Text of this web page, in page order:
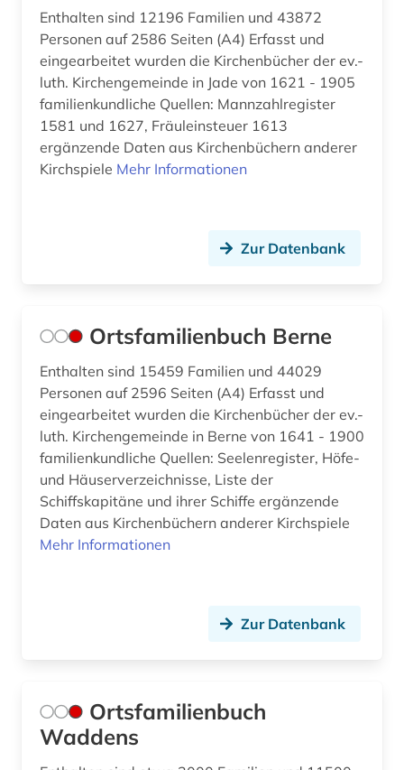
Enthalten sind 12196 Familien und 43872
Personen auf 2586 Seiten (A4) Erfasst und
eingearbeitet wurden die Kirchenbücher der ev.-
luth. Kirchengemeinde in Jade von 1621 - 1905
familienkundliche Quellen: Mannzahlregister
1581 und 1627, Fräuleinsteuer 1613
ergänzende Daten aus Kirchenbüchern anderer
Kirchspiele Mehr Informationen
Zur Datenbank
Ortsfamilienbuch Berne
Enthalten sind 15459 Familien und 44029
Personen auf 2596 Seiten (A4) Erfasst und
eingearbeitet wurden die Kirchenbücher der ev.-
luth. Kirchengemeinde in Berne von 1641 - 1900
familienkundliche Quellen: Seelenregister, Höfe-
und Häuserverzeichnisse, Liste der
Schiffskapitäne und ihrer Schiffe ergänzende
Daten aus Kirchenbüchern anderer Kirchspiele
Mehr Informationen
Zur Datenbank
Ortsfamilienbuch
Waddens